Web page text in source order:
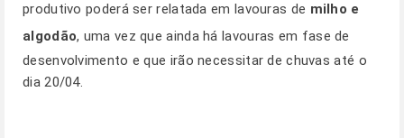
produtivo poderá ser relatada em lavouras de milho e
algodão, uma vez que ainda há lavouras em fase de
desenvolvimento e que irão necessitar de chuvas até o
dia 20/04.